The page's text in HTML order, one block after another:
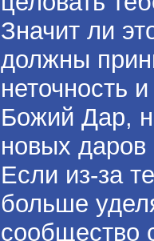
Значит ли
должны
неточность
Божий Дар,
новых
Если из-за
больше
сообщество